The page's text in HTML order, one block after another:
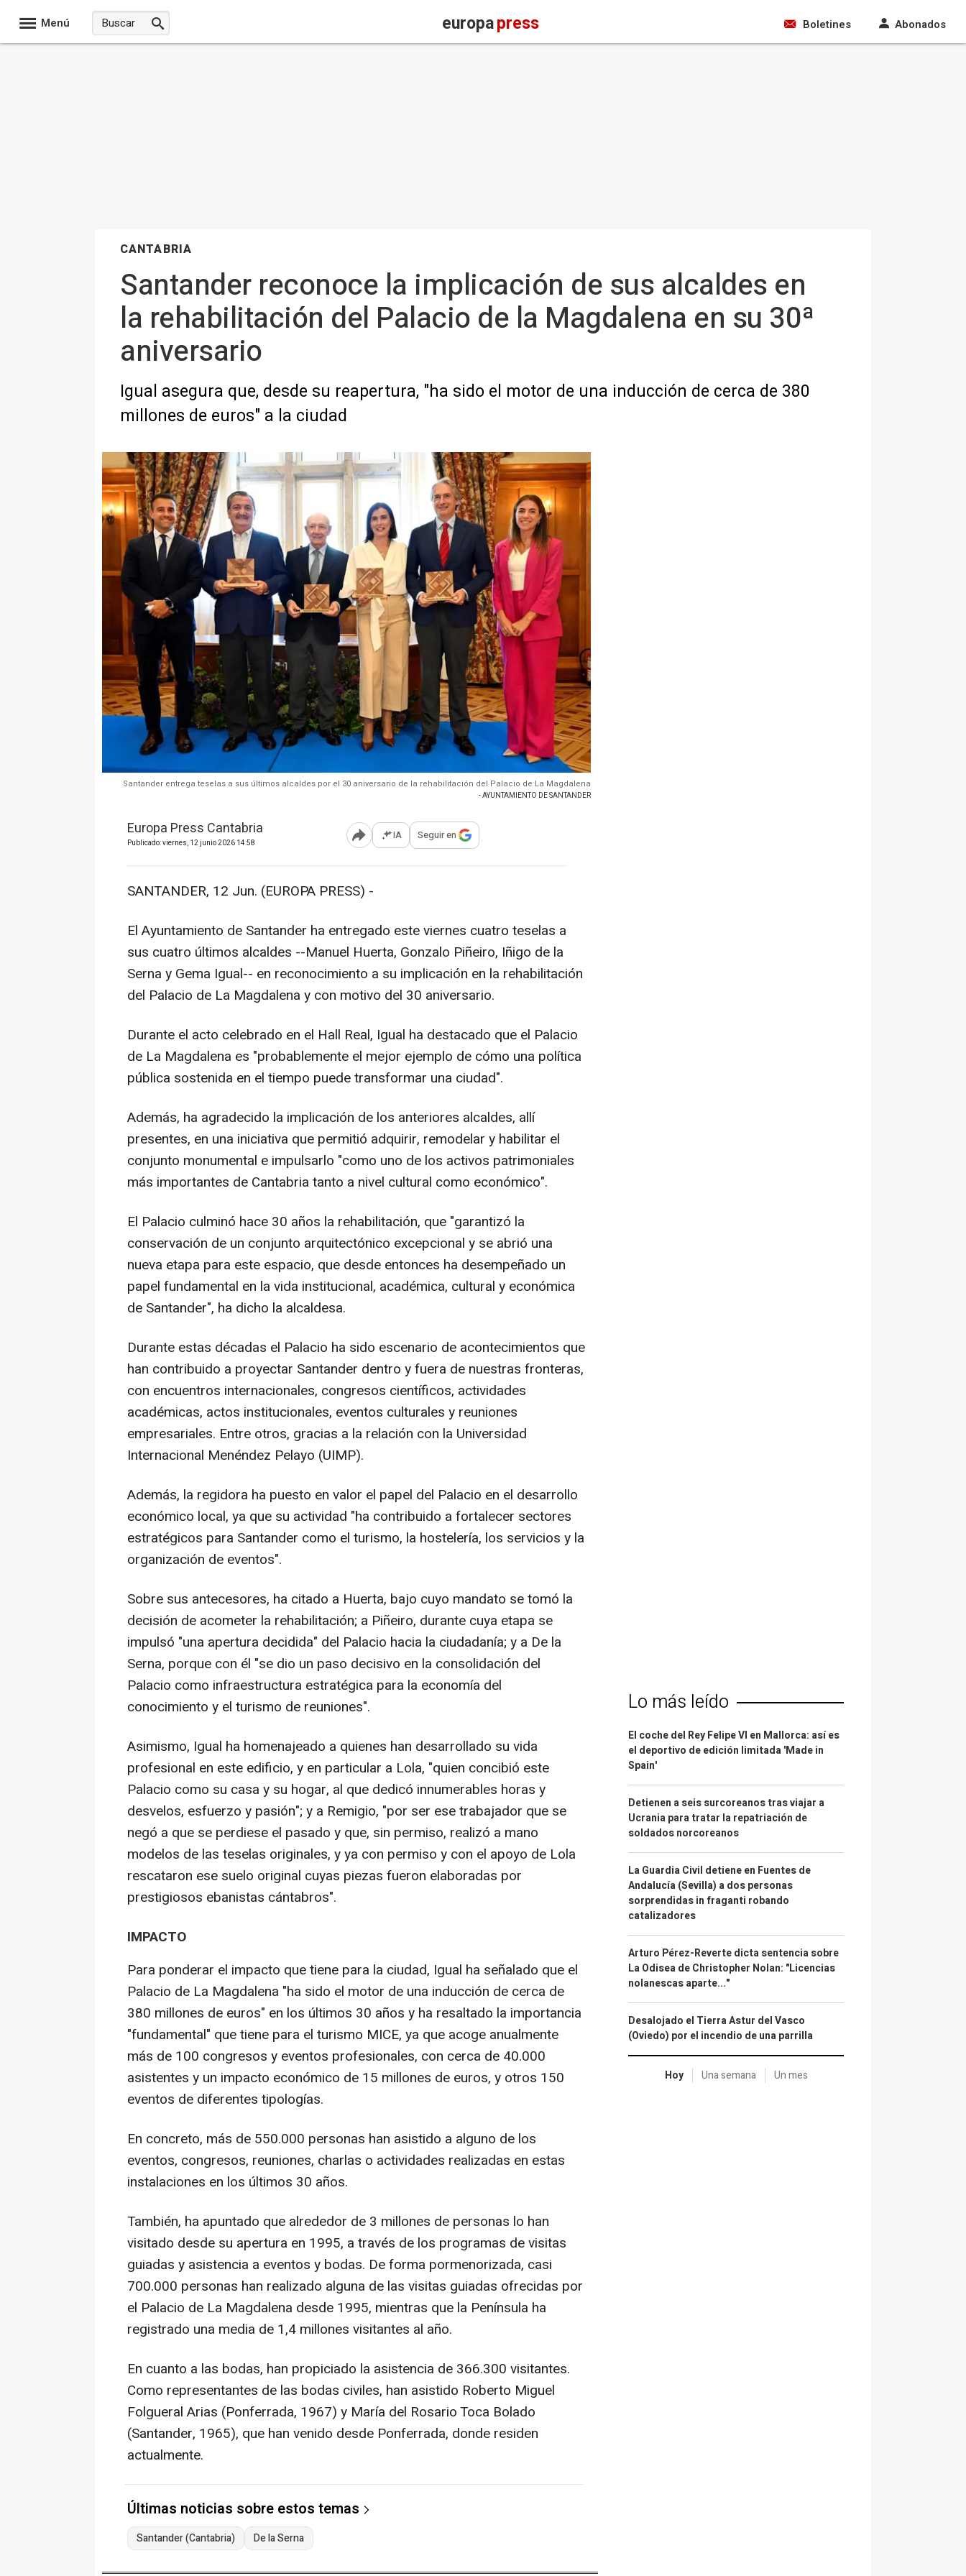
Menú europapress Boletines Abonados
CANTABRIA
Santander reconoce la implicación de sus alcaldes en
la rehabilitación del Palacio de la Magdalena en su 30ª
aniversario
Igual asegura que, desde su reapertura, "ha sido el motor de una inducción de cerca de 380
millones de euros" a la ciudad
Santander entrega teselas a sus últimos alcaldes por el 30 aniversario de la rehabilitación del Palacio de La Magdalena
- AYUNTAMIENTO DE SANTANDER
Europa Press Cantabria
Publicado: viernes, 12 junio 2026 14:58 Abrir opciones para compartir
IA Seguir en
SANTANDER, 12 Jun. (EUROPA PRESS) -
El Ayuntamiento de Santander ha entregado este viernes cuatro teselas a
sus cuatro últimos alcaldes --Manuel Huerta, Gonzalo Piñeiro, Iñigo de la
Serna y Gema Igual-- en reconocimiento a su implicación en la rehabilitación
del Palacio de La Magdalena y con motivo del 30 aniversario.
Durante el acto celebrado en el Hall Real, Igual ha destacado que el Palacio
de La Magdalena es "probablemente el mejor ejemplo de cómo una política
pública sostenida en el tiempo puede transformar una ciudad".
Además, ha agradecido la implicación de los anteriores alcaldes, allí
presentes, en una iniciativa que permitió adquirir, remodelar y habilitar el
conjunto monumental e impulsarlo "como uno de los activos patrimoniales
más importantes de Cantabria tanto a nivel cultural como económico".
El Palacio culminó hace 30 años la rehabilitación, que "garantizó la
conservación de un conjunto arquitectónico excepcional y se abrió una
nueva etapa para este espacio, que desde entonces ha desempeñado un
papel fundamental en la vida institucional, académica, cultural y económica
de Santander", ha dicho la alcaldesa.
Durante estas décadas el Palacio ha sido escenario de acontecimientos que
han contribuido a proyectar Santander dentro y fuera de nuestras fronteras,
con encuentros internacionales, congresos científicos, actividades
académicas, actos institucionales, eventos culturales y reuniones
empresariales. Entre otros, gracias a la relación con la Universidad
Internacional Menéndez Pelayo (UIMP).
Además, la regidora ha puesto en valor el papel del Palacio en el desarrollo
económico local, ya que su actividad "ha contribuido a fortalecer sectores
estratégicos para Santander como el turismo, la hostelería, los servicios y la
organización de eventos".
Sobre sus antecesores, ha citado a Huerta, bajo cuyo mandato se tomó la
decisión de acometer la rehabilitación; a Piñeiro, durante cuya etapa se
impulsó "una apertura decidida" del Palacio hacia la ciudadanía; y a De la
Serna, porque con él "se dio un paso decisivo en la consolidación del
Palacio como infraestructura estratégica para la economía del
conocimiento y el turismo de reuniones".
Asimismo, Igual ha homenajeado a quienes han desarrollado su vida
profesional en este edificio, y en particular a Lola, "quien concibió este
Palacio como su casa y su hogar, al que dedicó innumerables horas y
desvelos, esfuerzo y pasión"; y a Remigio, "por ser ese trabajador que se
negó a que se perdiese el pasado y que, sin permiso, realizó a mano
modelos de las teselas originales, y ya con permiso y con el apoyo de Lola
rescataron ese suelo original cuyas piezas fueron elaboradas por
prestigiosos ebanistas cántabros".
IMPACTO
Para ponderar el impacto que tiene para la ciudad, Igual ha señalado que el
Palacio de La Magdalena "ha sido el motor de una inducción de cerca de
380 millones de euros" en los últimos 30 años y ha resaltado la importancia
"fundamental" que tiene para el turismo MICE, ya que acoge anualmente
más de 100 congresos y eventos profesionales, con cerca de 40.000
asistentes y un impacto económico de 15 millones de euros, y otros 150
eventos de diferentes tipologías.
En concreto, más de 550.000 personas han asistido a alguno de los
eventos, congresos, reuniones, charlas o actividades realizadas en estas
instalaciones en los últimos 30 años.
También, ha apuntado que alrededor de 3 millones de personas lo han
visitado desde su apertura en 1995, a través de los programas de visitas
guiadas y asistencia a eventos y bodas. De forma pormenorizada, casi
700.000 personas han realizado alguna de las visitas guiadas ofrecidas por
el Palacio de La Magdalena desde 1995, mientras que la Península ha
registrado una media de 1,4 millones visitantes al año.
En cuanto a las bodas, han propiciado la asistencia de 366.300 visitantes.
Como representantes de las bodas civiles, han asistido Roberto Miguel
Folgueral Arias (Ponferrada, 1967) y María del Rosario Toca Bolado
(Santander, 1965), que han venido desde Ponferrada, donde residen
actualmente.
Últimas noticias sobre estos temas
Santander (Cantabria) De la Serna
Lo más leído
El coche del Rey Felipe VI en Mallorca: así es
el deportivo de edición limitada 'Made in
Spain'
Detienen a seis surcoreanos tras viajar a
Ucrania para tratar la repatriación de
soldados norcoreanos
La Guardia Civil detiene en Fuentes de
Andalucía (Sevilla) a dos personas
sorprendidas in fraganti robando
catalizadores
Arturo Pérez-Reverte dicta sentencia sobre
La Odisea de Christopher Nolan: "Licencias
nolanescas aparte..."
Desalojado el Tierra Astur del Vasco
(Oviedo) por el incendio de una parrilla
Hoy Una semana Un mes